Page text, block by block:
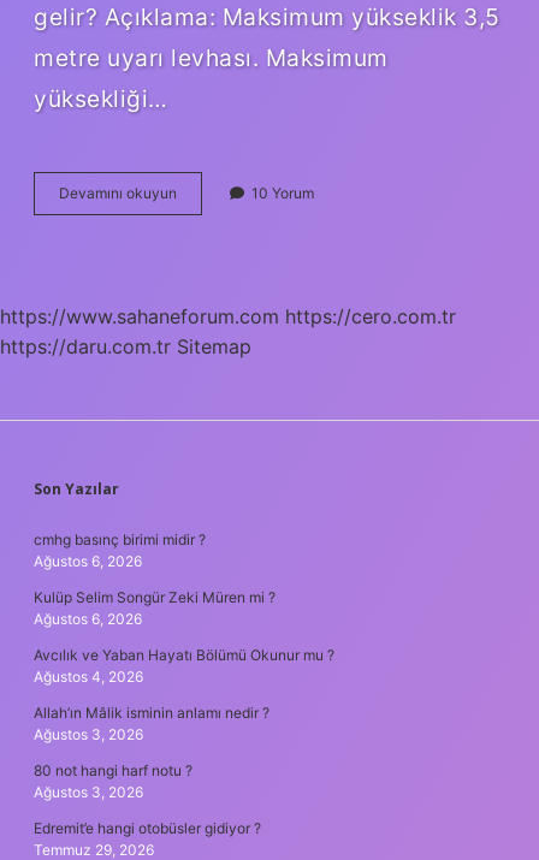
gelir? Açıklama: Maksimum yükseklik 3,5
metre uyarı levhası. Maksimum
yüksekliği…
Devamını okuyun
Yardım
10 Yorum
https://www.sahaneforum.com https://cero.com.tr
https://daru.com.tr Sitemap
SIDEBAR
Son Yazılar
cmhg basınç birimi midir ?
Ağustos 6, 2026
Kulüp Selim Songür Zeki Müren mi ?
Ağustos 6, 2026
Avcılık ve Yaban Hayatı Bölümü Okunur mu ?
Ağustos 4, 2026
Allah’ın Mâlik isminin anlamı nedir ?
Ağustos 3, 2026
80 not hangi harf notu ?
Ağustos 3, 2026
Edremit’e hangi otobüsler gidiyor ?
Temmuz 29, 2026